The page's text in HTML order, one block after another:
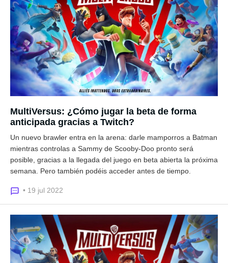
MultiVersus: ¿Cómo jugar la beta de forma
anticipada gracias a Twitch?
Un nuevo brawler entra en la arena: darle mamporros a Batman
mientras controlas a Sammy de Scooby-Doo pronto será
posible, gracias a la llegada del juego en beta abierta la próxima
semana. Pero también podéis acceder antes de tiempo.
• 19 jul 2022